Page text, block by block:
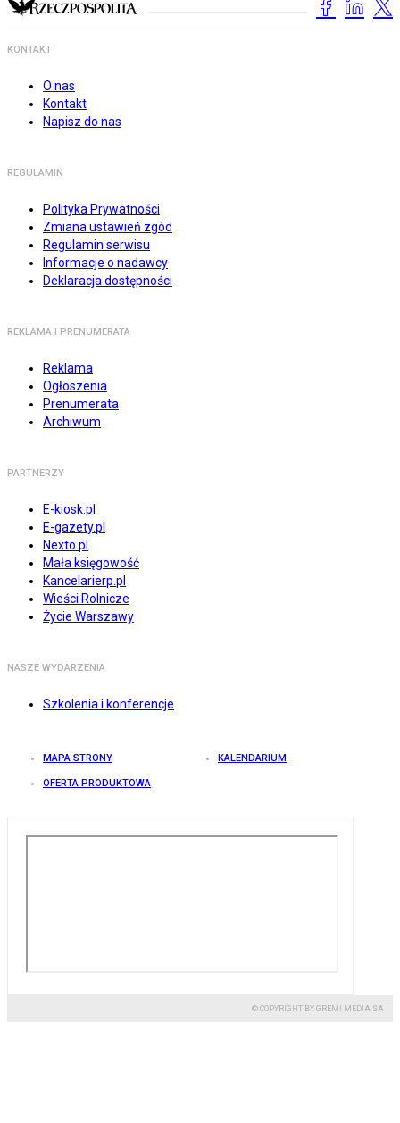
KONTAKT
O nas
Kontakt
Napisz do nas
REGULAMIN
Polityka Prywatności
Zmiana ustawień zgód
Regulamin serwisu
Informacje o nadawcy
Deklaracja dostępności
REKLAMA I PRENUMERATA
Reklama
Ogłoszenia
Prenumerata
Archiwum
PARTNERZY
E-kiosk.pl
E-gazety.pl
Nexto.pl
Mała księgowość
Kancelarierp.pl
Wieści Rolnicze
Życie Warszawy
NASZE WYDARZENIA
Szkolenia i konferencje
MAPA STRONY KALENDARIUM
OFERTA PRODUKTOWA
© COPYRIGHT BY GREMI MEDIA SA